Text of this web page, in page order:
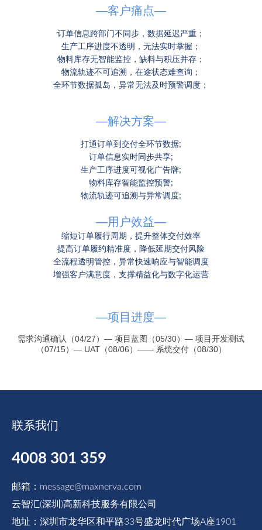
—客户痛点—
订单信息跨部门不同步，数据延迟严重；
生产工序进度不透明，无法实时掌握；
物料库存无智能监控，缺料与积压并存；
物流轨迹不可追溯，在途状态难查询；
全环节数据孤岛，异常无法及时预警调度；
—解决方案—
打通订单到交付全环节数据;
订单信息实时同步共享;
生产工序进度可视化广告牌;
物料库存智能监控预警;
物流轨迹可追溯与异常调度;
—用户效益—
缩短订单履行周期，提升整体交付效率
提高订单履约精准度，降低延期交付风险
全流程透明管控，异常快速响应与智能调度
增强客户满意度，支撑精益化与数字化运营
—项目进度—
需求沟通确认（04/27）— 项目蓝图（05/30）— 项目开发测试
（07/15）— UAT（08/06）—— 系统交付（08/30）
联系我们
4008 301 359
邮箱：message@maxnerva.com
云智汇(深圳)高新科技服务有限公司
地址：深圳市龙华区和平路33号盛龙时代广场A座1901